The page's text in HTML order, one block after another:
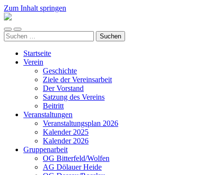
Zum Inhalt springen
Arbeitskreis
Auenwälder
zu
Halle
Mobile-
Menü
Suchfeld
ein-/ausblenden
Suchen
nach:
Startseite
Verein
Geschichte
Ziele der Vereinsarbeit
Der Vorstand
Satzung des Vereins
Beitritt
Veranstaltungen
Veranstaltungsplan 2026
Kalender 2025
Kalender 2026
Gruppenarbeit
OG Bitterfeld/Wolfen
AG Dölauer Heide